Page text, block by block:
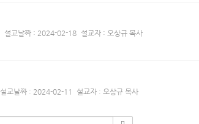
설교날짜 : 2024-02-18 설교자 : 오상규 목사
설교날짜 : 2024-02-11 설교자 : 오상규 목사